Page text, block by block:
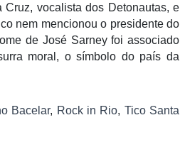
vocalista dos Detonautas, e
nem mencionou o presidente do
de José Sarney foi associado
moral, o símbolo do país da
Bacelar, Rock in Rio, Tico Santa